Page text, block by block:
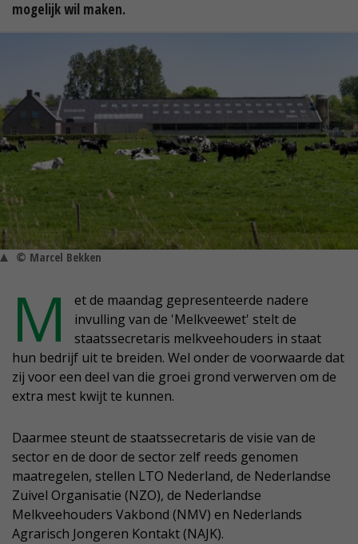
mogelijk wil maken.
© Marcel Bekken
M
et de maandag gepresenteerde nadere
invulling van de 'Melkveewet' stelt de
staatssecretaris melkveehouders in staat
hun bedrijf uit te breiden. Wel onder de voorwaarde dat
zij voor een deel van die groei grond verwerven om de
extra mest kwijt te kunnen.
Daarmee steunt de staatssecretaris de visie van de
sector en de door de sector zelf reeds genomen
maatregelen, stellen LTO Nederland, de Nederlandse
Zuivel Organisatie (NZO), de Nederlandse
Melkveehouders Vakbond (NMV) en Nederlands
Agrarisch Jongeren Kontakt (NAJK).